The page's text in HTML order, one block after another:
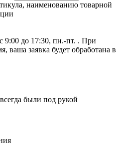
наименованию товарной
до 17:30, пн.-пт. . При
ваша заявка будет обработана в
были под рукой